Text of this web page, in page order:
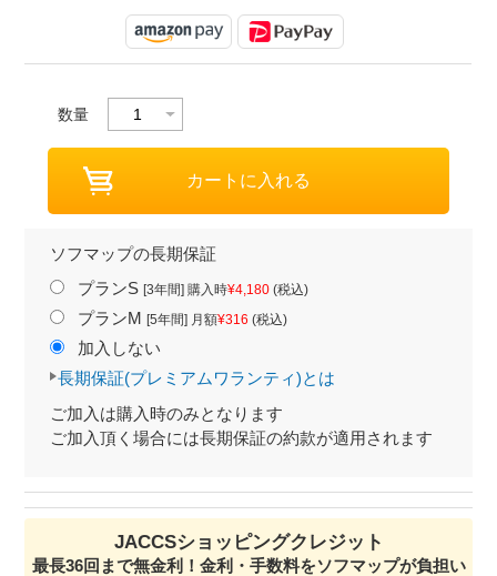
数量
ソフマップの長期保証
プランS [3年間] 購入時¥4,180(税込)
プランM [5年間] 月額¥316 (税込)
加入しない
長期保証(プレミアムワランティ)とは
ご加入は購入時のみとなります
ご加入頂く場合には長期保証の約款が適用されます
JACCSショッピングクレジット
最長36回まで無金利！金利・手数料をソフマップが負担い